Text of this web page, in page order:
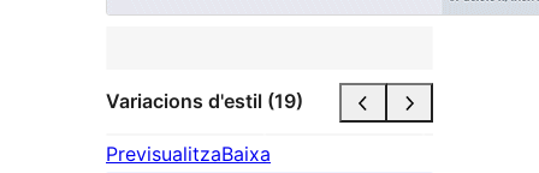
Variacions d'estil (19)
PrevisualitzaBaixa